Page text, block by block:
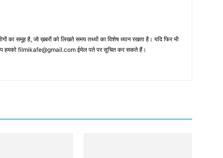
का समूह है, जो ख़बरों को लिखते समय तथ्‍यों का विशेष ध्‍यान रखता है। यदि फिर भी
हमको filmikafe@gmail.com ईमेल पते पर सूचित कर सकते हैं।